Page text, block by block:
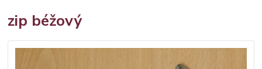
zip béžový